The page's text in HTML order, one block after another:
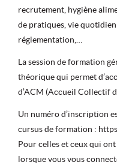
recrutement, hygiène
de pratiques, vie
réglementation,…
La session de formation
théorique qui permet
d’ACM (Accueil Collectif
Un numéro d’inscription
cursus de formation :
Pour celles et ceux qui
lorsque vous vous